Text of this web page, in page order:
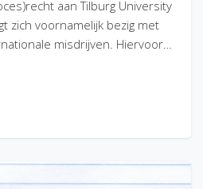
aan Tilburg University
zich voornamelijk bezig met
misdrijven. Hiervoor…